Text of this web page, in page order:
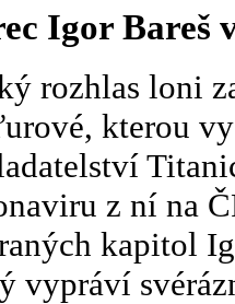
Igor Bareš
rozhlas loni
kterou
z ní na
kapitol
vypráví